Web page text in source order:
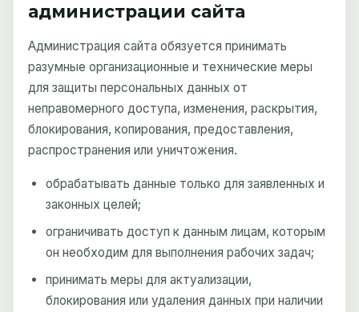
администрации сайта
Администрация сайта обязуется принимать
разумные организационные и технические меры
для защиты персональных данных от
неправомерного доступа, изменения, раскрытия,
блокирования, копирования, предоставления,
распространения или уничтожения.
обрабатывать данные только для заявленных и
законных целей;
ограничивать доступ к данным лицам, которым
он необходим для выполнения рабочих задач;
принимать меры для актуализации,
блокирования или удаления данных при наличии